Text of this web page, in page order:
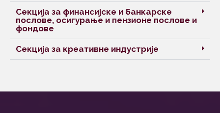
Секција за финансијске и банкарске
послове, осигурање и пензионе послове и
фондове
Секција за креативне индустрије